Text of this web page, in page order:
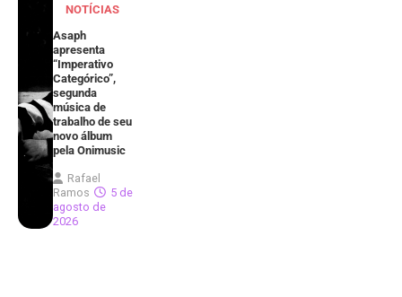
NOTÍCIAS
Asaph
apresenta
“Imperativo
Categórico”,
segunda
música de
trabalho de seu
novo álbum
pela Onimusic
Rafael
Ramos
5 de
agosto de
2026